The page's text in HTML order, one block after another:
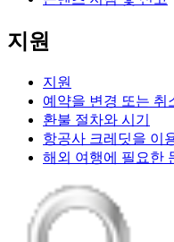
지원
지원
예약을 변경 또는 취
환불 절차와 시기
항공사 크레딧을 이
해외 여행에 필요한